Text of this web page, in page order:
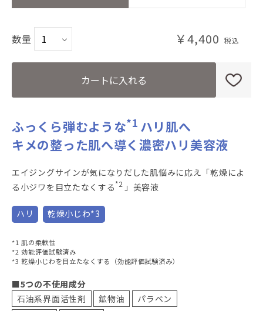
数量 ￥4,400
カートに入れる
ふっくら弾むような*1 ハリ肌へ
キメの整った肌へ導く濃密ハリ美容液
エイジングサインが気になりだした肌悩みに応え「乾燥によ
る小ジワを目立たなくする*2 」美容液
ハリ 乾燥小じわ*3
*1 肌の柔軟性
*2 効能評価試験済み
*3 乾燥小じわを目立たなくする（効能評価試験済み）
■5つの不使用成分
石油系界面活性剤
鉱物油
パラベン